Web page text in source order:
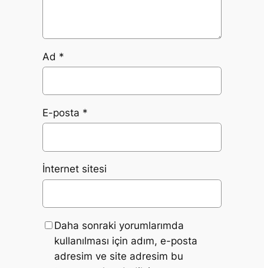
Ad *
E-posta *
İnternet sitesi
Daha sonraki yorumlarımda
kullanılması için adım, e-posta
adresim ve site adresim bu